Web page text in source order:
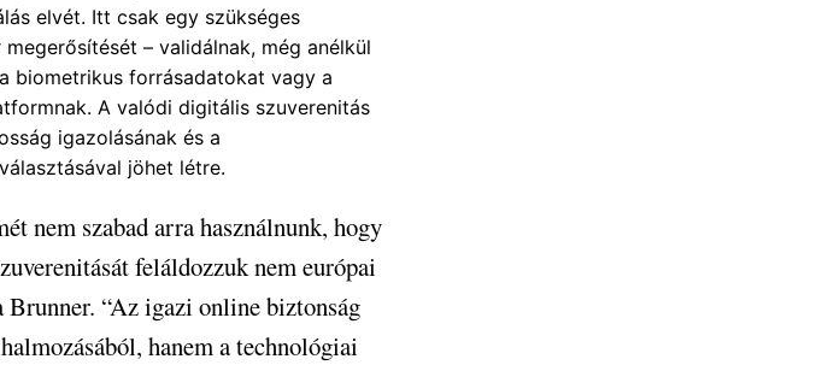
elvét. Itt csak egy szükséges
– validálnak, még anélkül
biometrikus forrásadatokat vagy a
A valódi digitális szuverenitás
igazolásának és a
jöhet létre.
nem szabad arra használnunk, hogy
feláldozzuk nem európai
Brunner. “Az igazi online biztonság
hanem a technológiai